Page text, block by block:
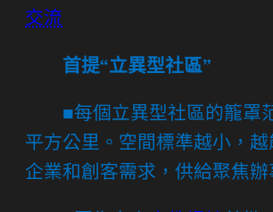
交流
首提“立異型社區”
■每個立異型社區的籠罩
平方公里。空間標準越小，
企業和創客需求，供給聚焦辦